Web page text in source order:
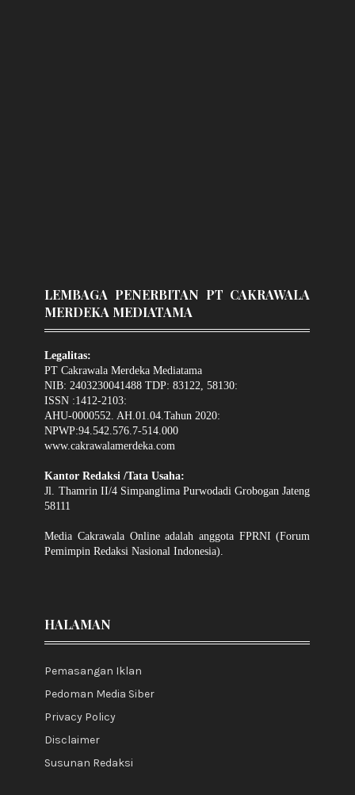
LEMBAGA PENERBITAN PT CAKRAWALA
MERDEKA MEDIATAMA
Legalitas:
PT Cakrawala Merdeka Mediatama
NIB: 2403230041488 TDP: 83122, 58130:
ISSN :1412-2103:
AHU-0000552. AH.01.04.Tahun 2020:
NPWP:94.542.576.7-514.000
www.cakrawalamerdeka.com
Kantor Redaksi /Tata Usaha:
Jl. Thamrin II/4 Simpanglima Purwodadi Grobogan Jateng
58111
Media Cakrawala Online adalah anggota FPRNI (Forum
Pemimpin Redaksi Nasional Indonesia).
HALAMAN
Pemasangan Iklan
Pedoman Media Siber
Privacy Policy
Disclaimer
Susunan Redaksi